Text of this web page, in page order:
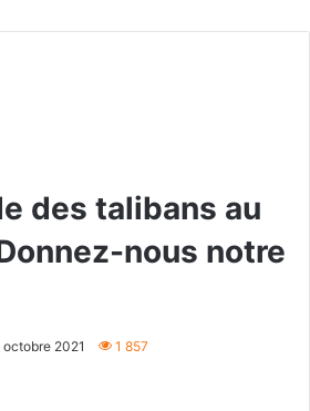
des talibans au
nous notre
2021 1 857